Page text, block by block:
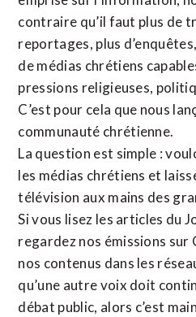
contraire qu’il faut plus de
reportages, plus
de médias chrétiens
pressions religieuses,
C’est pour cela que nous
communauté chrétienne.
La question est simple :
les médias chrétiens et
télévision aux mains des
Si vous lisez les articles du
regardez nos émissions
nos contenus dans les
qu’une autre voix doit
débat public, alors c’est